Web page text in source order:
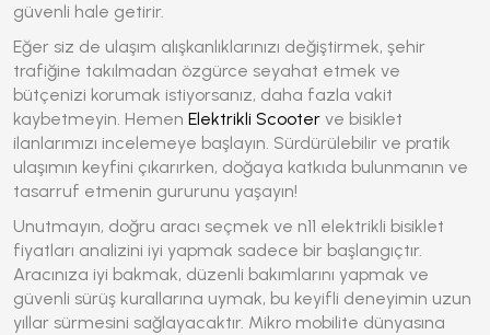
güvenli hale getirir.
Eğer siz de ulaşım alışkanlıklarınızı değiştirmek, şehir
trafiğine takılmadan özgürce seyahat etmek ve
bütçenizi korumak istiyorsanız, daha fazla vakit
kaybetmeyin. Hemen Elektrikli Scooter ve bisiklet
ilanlarımızı incelemeye başlayın. Sürdürülebilir ve pratik
ulaşımın keyfini çıkarırken, doğaya katkıda bulunmanın ve
tasarruf etmenin gururunu yaşayın!
Unutmayın, doğru aracı seçmek ve n11 elektrikli bisiklet
fiyatları analizini iyi yapmak sadece bir başlangıçtır.
Aracınıza iyi bakmak, düzenli bakımlarını yapmak ve
güvenli sürüş kurallarına uymak, bu keyifli deneyimin uzun
yıllar sürmesini sağlayacaktır. Mikro mobilite dünyasına